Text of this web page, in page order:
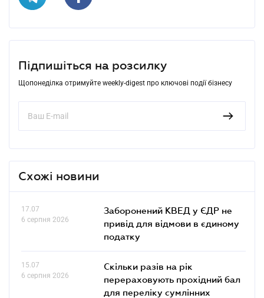
Підпишіться на розсилку
Щопонеділка отримуйте weekly-digest про ключові події бізнесу
Схожі новини
17.07
6 серпня 2026
Заборонений КВЕД у ЄДР не
привід для відмови в єдиному
податку
15.07
6 серпня 2026
Скільки разів на рік
перераховують прохідний бал
для переліку сумлінних